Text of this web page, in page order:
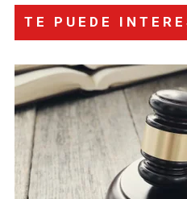
TE PUEDE